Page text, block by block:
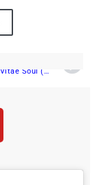
Essai des bas Vitae Soul (premières impressions)